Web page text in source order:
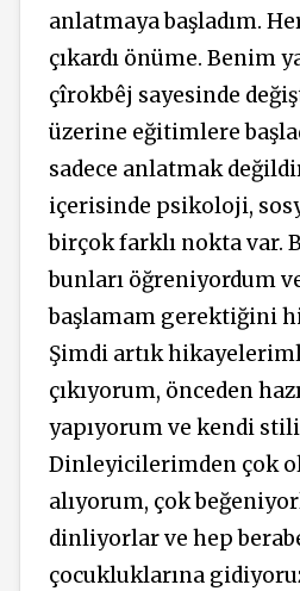
anlatmaya başladım.
çıkardı önüme. Benim
çîrokbêj sayesinde
üzerine eğitimlere
sadece anlatmak
içerisinde psikoloji,
birçok farklı nokta var.
bunları öğreniyordum
başlamam gerektiğini
Şimdi artık
çıkıyorum, önceden
yapıyorum ve kendi
Dinleyicilerimden çok
alıyorum, çok
dinliyorlar ve hep
çocukluklarına